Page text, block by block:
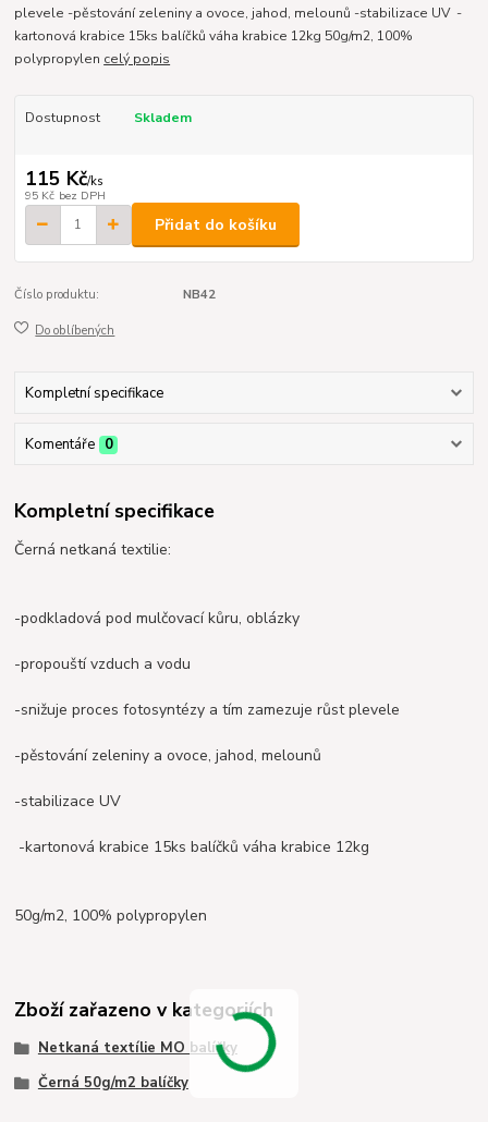
plevele -pěstování zeleniny a ovoce, jahod, melounů -stabilizace UV -
kartonová krabice 15ks balíčků váha krabice 12kg 50g/m2, 100%
polypropylen celý popis
Dostupnost Skladem
115 Kč/ks
95 Kč bez DPH
Přidat do košíku
Číslo produktu: NB42
Do oblíbených
Kompletní specifikace
Komentáře 0
Kompletní specifikace
Černá netkaná textilie:
-podkladová pod mulčovací kůru, oblázky
-propouští vzduch a vodu
-snižuje proces fotosyntézy a tím zamezuje růst plevele
-pěstování zeleniny a ovoce, jahod, melounů
-stabilizace UV
-kartonová krabice 15ks balíčků váha krabice 12kg
50g/m2, 100% polypropylen
Zboží zařazeno v kategoriích
Netkaná textílie MO balíčky
Černá 50g/m2 balíčky